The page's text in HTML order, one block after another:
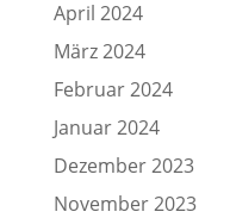
April 2024
März 2024
Februar 2024
Januar 2024
Dezember 2023
November 2023